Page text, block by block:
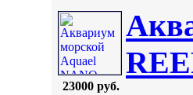
23000 руб.